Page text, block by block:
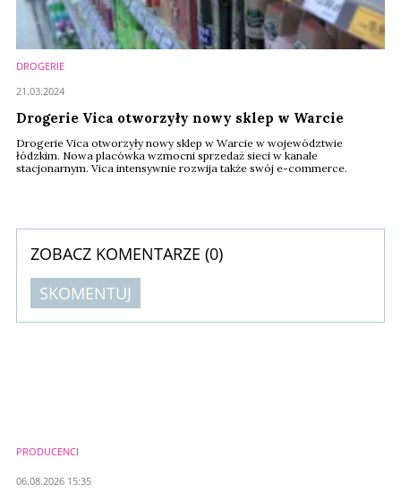
DROGERIE
Drogerie Vica otworzyły nowy sklep w Warcie
Drogerie Vica otworzyły nowy sklep w Warcie w województwie
łódzkim. Nowa placówka wzmocni sprzedaż sieci w kanale
stacjonarnym. Vica intensywnie rozwija także swój e-commerce.
21.03.2024
ZOBACZ KOMENTARZE (0)
SKOMENTUJ
PRODUCENCI
06.08.2026 15:35